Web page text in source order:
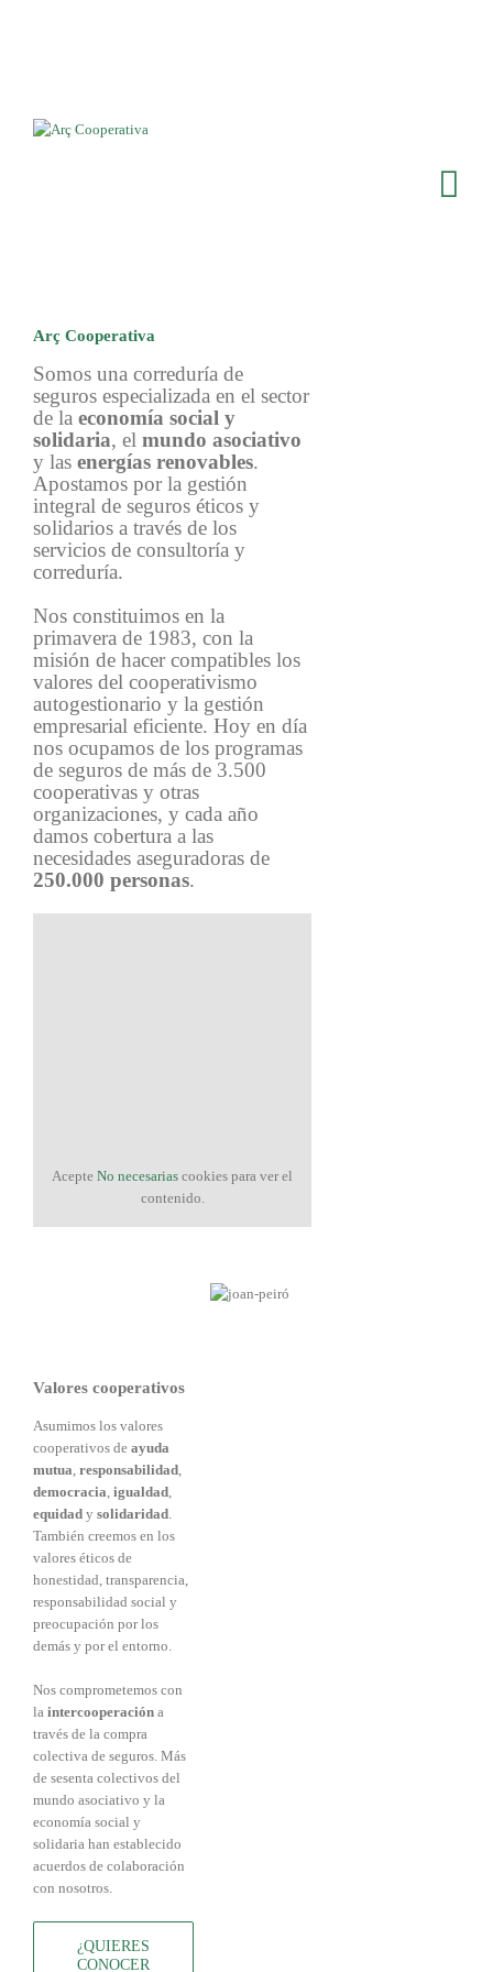
Arç Cooperativa
Somos una correduría de
seguros especializada en el sector
de la economía social y
solidaria, el mundo asociativo
y las energías renovables.
Apostamos por la gestión
integral de seguros éticos y
solidarios a través de los
servicios de consultoría y
correduría.
Nos constituimos en la
primavera de 1983, con la
misión de hacer compatibles los
valores del cooperativismo
autogestionario y la gestión
empresarial eficiente. Hoy en día
nos ocupamos de los programas
de seguros de más de 3.500
cooperativas y otras
organizaciones, y cada año
damos cobertura a las
necesidades aseguradoras de
250.000 personas.
AcepteNo necesarias cookies para ver el
contenido.
Valores cooperativos
Asumimos los valores
cooperativos de ayuda
mutua responsabilidad
democracia igualdad
equidad y solidaridad
También creemos en los
valores éticos de
honestidad, transparencia,
responsabilidad social y
preocupación por los
demás y por el entorno.
Nos comprometemos con
la intercooperación a
través de la compra
colectiva de seguros. Más
de sesenta colectivos del
mundo asociativo y la
economía social y
solidaria han establecido
acuerdos de colaboración
con nosotros.
¿QUIERES
CONOCER